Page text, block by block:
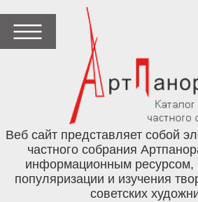
Веб сайт представляет собой
частного собрания
информационным ресурсом,
популяризации и изучения
советских